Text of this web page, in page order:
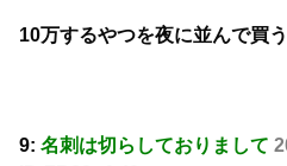
10万するやつを夜に並んで買
9: 名刺は切らしておりまして